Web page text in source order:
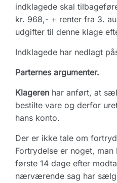
indklagede skal
kr. 968,- + renter fra 3.
udgifter til denne klage
Indklagede har nedlagt
Parternes argumenter.
Klageren har anført, at
bestilte vare og derfor
hans konto.
Der er ikke tale om
Fortrydelse er noget,
første 14 dage efter
nærværende sag har